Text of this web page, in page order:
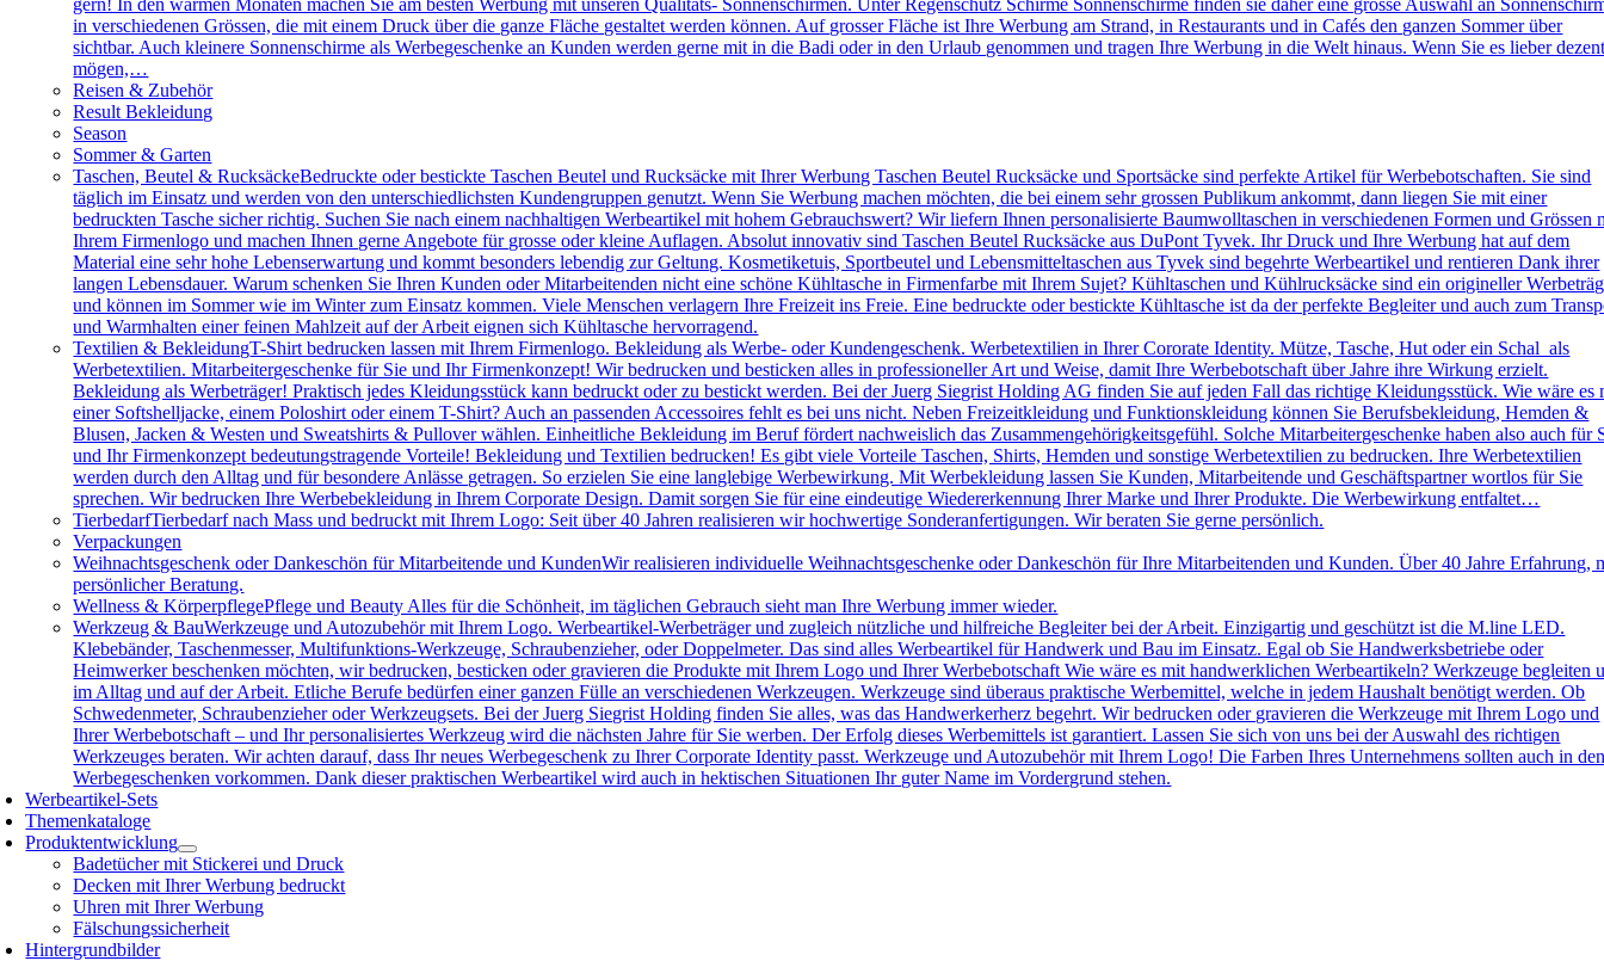
gern! In den warmen Monaten machen Sie am besten Werbung mit unseren Qualitäts- Sonnenschirmen. Unter Regenschutz Schirme Sonnenschirme finden sie daher eine grosse Auswahl an
in verschiedenen Grössen, die mit einem Druck über die ganze Fläche gestaltet werden können. Auf grosser Fläche ist Ihre Werbung am Strand, in Restaurants und in Cafés den ganzen Sommer über
sichtbar. Auch kleinere Sonnenschirme als Werbegeschenke an Kunden werden gerne mit in die Badi oder in den Urlaub genommen und tragen Ihre Werbung in die Welt hinaus. Wenn Sie es lieber
mögen,…
Reisen & Zubehör
Result Bekleidung
Season
Sommer & Garten
Taschen, Beutel & RucksäckeBedruckte oder bestickte Taschen Beutel und Rucksäcke mit Ihrer Werbung Taschen Beutel Rucksäcke und Sportsäcke sind perfekte Artikel für Werbebotschaften. Sie sind
täglich im Einsatz und werden von den unterschiedlichsten Kundengruppen genutzt. Wenn Sie Werbung machen möchten, die bei einem sehr grossen Publikum ankommt, dann liegen Sie mit einer
bedruckten Tasche sicher richtig. Suchen Sie nach einem nachhaltigen Werbeartikel mit hohem Gebrauchswert? Wir liefern Ihnen personalisierte Baumwolltaschen in verschiedenen Formen und Grössen
Ihrem Firmenlogo und machen Ihnen gerne Angebote für grosse oder kleine Auflagen. Absolut innovativ sind Taschen Beutel Rucksäcke aus DuPont Tyvek. Ihr Druck und Ihre Werbung hat auf dem
Material eine sehr hohe Lebenserwartung und kommt besonders lebendig zur Geltung. Kosmetiketuis, Sportbeutel und Lebensmitteltaschen aus Tyvek sind begehrte Werbeartikel und rentieren Dank ihrer
langen Lebensdauer. Warum schenken Sie Ihren Kunden oder Mitarbeitenden nicht eine schöne Kühltasche in Firmenfarbe mit Ihrem Sujet? Kühltaschen und Kühlrucksäcke sind ein origineller
und können im Sommer wie im Winter zum Einsatz kommen. Viele Menschen verlagern Ihre Freizeit ins Freie. Eine bedruckte oder bestickte Kühltasche ist da der perfekte Begleiter und auch zum
und Warmhalten einer feinen Mahlzeit auf der Arbeit eignen sich Kühltasche hervorragend.
Textilien & BekleidungT-Shirt bedrucken lassen mit Ihrem Firmenlogo. Bekleidung als Werbe- oder Kundengeschenk. Werbetextilien in Ihrer Cororate Identity. Mütze, Tasche, Hut oder ein Schal als
Werbetextilien. Mitarbeitergeschenke für Sie und Ihr Firmenkonzept! Wir bedrucken und besticken alles in professioneller Art und Weise, damit Ihre Werbebotschaft über Jahre ihre Wirkung erzielt.
Bekleidung als Werbeträger! Praktisch jedes Kleidungsstück kann bedruckt oder zu bestickt werden. Bei der Juerg Siegrist Holding AG finden Sie auf jeden Fall das richtige Kleidungsstück. Wie wäre es
einer Softshelljacke, einem Poloshirt oder einem T-Shirt? Auch an passenden Accessoires fehlt es bei uns nicht. Neben Freizeitkleidung und Funktionskleidung können Sie Berufsbekleidung, Hemden &
Blusen, Jacken & Westen und Sweatshirts & Pullover wählen. Einheitliche Bekleidung im Beruf fördert nachweislich das Zusammengehörigkeitsgefühl. Solche Mitarbeitergeschenke haben also auch für
und Ihr Firmenkonzept bedeutungstragende Vorteile! Bekleidung und Textilien bedrucken! Es gibt viele Vorteile Taschen, Shirts, Hemden und sonstige Werbetextilien zu bedrucken. Ihre Werbetextilien
werden durch den Alltag und für besondere Anlässe getragen. So erzielen Sie eine langlebige Werbewirkung. Mit Werbekleidung lassen Sie Kunden, Mitarbeitende und Geschäftspartner wortlos für Sie
sprechen. Wir bedrucken Ihre Werbebekleidung in Ihrem Corporate Design. Damit sorgen Sie für eine eindeutige Wiedererkennung Ihrer Marke und Ihrer Produkte. Die Werbewirkung entfaltet…
TierbedarfTierbedarf nach Mass und bedruckt mit Ihrem Logo: Seit über 40 Jahren realisieren wir hochwertige Sonderanfertigungen. Wir beraten Sie gerne persönlich.
Verpackungen
Weihnachtsgeschenk oder Dankeschön für Mitarbeitende und KundenWir realisieren individuelle Weihnachtsgeschenke oder Dankeschön für Ihre Mitarbeitenden und Kunden. Über 40 Jahre Erfahrung,
persönlicher Beratung.
Wellness & KörperpflegePflege und Beauty Alles für die Schönheit, im täglichen Gebrauch sieht man Ihre Werbung immer wieder.
Werkzeug & BauWerkzeuge und Autozubehör mit Ihrem Logo. Werbeartikel-Werbeträger und zugleich nützliche und hilfreiche Begleiter bei der Arbeit. Einzigartig und geschützt ist die M.line LED.
Klebebänder, Taschenmesser, Multifunktions-Werkzeuge, Schraubenzieher, oder Doppelmeter. Das sind alles Werbeartikel für Handwerk und Bau im Einsatz. Egal ob Sie Handwerksbetriebe oder
Heimwerker beschenken möchten, wir bedrucken, besticken oder gravieren die Produkte mit Ihrem Logo und Ihrer Werbebotschaft Wie wäre es mit handwerklichen Werbeartikeln? Werkzeuge begleiten
im Alltag und auf der Arbeit. Etliche Berufe bedürfen einer ganzen Fülle an verschiedenen Werkzeugen. Werkzeuge sind überaus praktische Werbemittel, welche in jedem Haushalt benötigt werden. Ob
Schwedenmeter, Schraubenzieher oder Werkzeugsets. Bei der Juerg Siegrist Holding finden Sie alles, was das Handwerkerherz begehrt. Wir bedrucken oder gravieren die Werkzeuge mit Ihrem Logo und
Ihrer Werbebotschaft – und Ihr personalisiertes Werkzeug wird die nächsten Jahre für Sie werben. Der Erfolg dieses Werbemittels ist garantiert. Lassen Sie sich von uns bei der Auswahl des richtigen
Werkzeuges beraten. Wir achten darauf, dass Ihr neues Werbegeschenk zu Ihrer Corporate Identity passt. Werkzeuge und Autozubehör mit Ihrem Logo! Die Farben Ihres Unternehmens sollten auch in
Werbegeschenken vorkommen. Dank dieser praktischen Werbeartikel wird auch in hektischen Situationen Ihr guter Name im Vordergrund stehen.
Werbeartikel-Sets
Themenkataloge
Produktentwicklung
Badetücher mit Stickerei und Druck
Decken mit Ihrer Werbung bedruckt
Uhren mit Ihrer Werbung
Fälschungssicherheit
Hintergrundbilder